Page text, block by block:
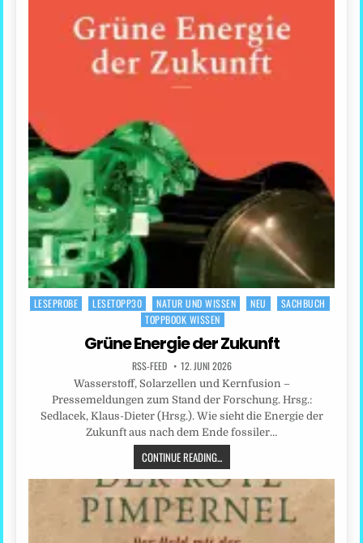
Posted
LESEPROBE LESETOPP30 NATUR UND WISSEN NEU
SACHBUCH
TOPPBOOK WISSEN
Grüne Energie der Zukunft
RSS-FEED 12. JUNI 2026
Wasserstoff, Solarzellen und Kernfusion –
Pressemeldungen zum Stand der Forschung. Hrsg.:
Sedlacek, Klaus-Dieter (Hrsg.). Wie sieht die Energie der
Zukunft aus nach dem Ende fossiler…
CONTINUE READING...